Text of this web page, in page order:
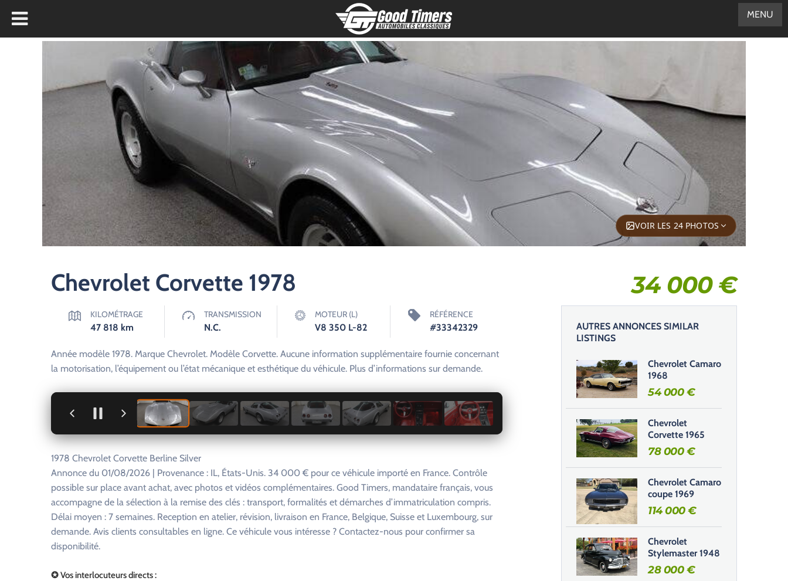
VOIR LES 24 PHOTOS
Chevrolet Corvette 1978 34 000€
KILOMÉTRAGE
47 818 km
TRANSMISSION
N.C.
MOTEUR (L)
V8 350 L-82
RÉFÉRENCE
#33342329
Année modèle 1978. Marque Chevrolet. Modèle Corvette. Aucune information supplémentaire fournie concernant
la motorisation, l’équipement ou l’état mécanique et esthétique du véhicule. Plus d’informations sur demande.
1 / 24
1978 Chevrolet Corvette Berline Silver
Annonce du 01/08/2026 | Provenance : IL, États-Unis. 34 000 € pour ce véhicule importé en France. Contrôle
possible sur place avant achat, avec photos et vidéos complémentaires. Good Timers, mandataire français, vous
accompagne de la sélection à la remise des clés : transport, formalités et démarches d’immatriculation compris.
Délai moyen : 7 semaines. Reception en atelier, révision, livraison en France, Belgique, Suisse et Luxembourg, sur
demande. Avis clients consultables en ligne. Ce véhicule vous intéresse ? Contactez-nous pour confirmer sa
disponibilité.
✪ Vos interlocuteurs directs :
AUTRES ANNONCES SIMILAR
LISTINGS
Chevrolet Camaro
1968
54 000€
Chevrolet
Corvette 1965
78 000€
Chevrolet Camaro
coupe 1969
114 000€
Chevrolet
Stylemaster 1948
28 000€
MENU